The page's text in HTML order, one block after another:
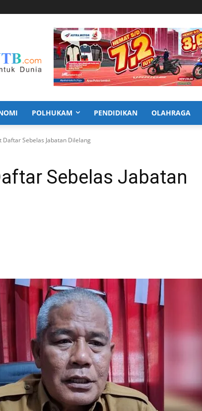
POLHUKAM PENDIDIKAN OLAHRAGA
Daftar Sebelas Jabatan Dilelang
Sebelas Jabatan